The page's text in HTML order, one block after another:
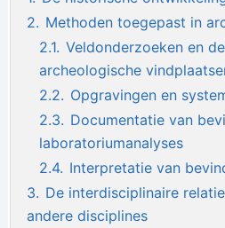
2. Methoden toegepast in
2.1. Veldonderzoeken en
archeologische
2.2. Opgravingen en
2.3. Documentatie van
laboratoriumanalyses
2.4. Interpretatie van
3. De interdisciplinaire
andere disciplines